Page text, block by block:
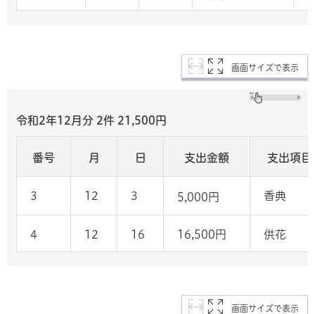
画面サイズで表示
令和2年12月分 2件 21,500円
番号 月 日 支出金額 支出項目
3 12 3 5,000円 香典
4 12 16 16,500円 供花
画面サイズで表示